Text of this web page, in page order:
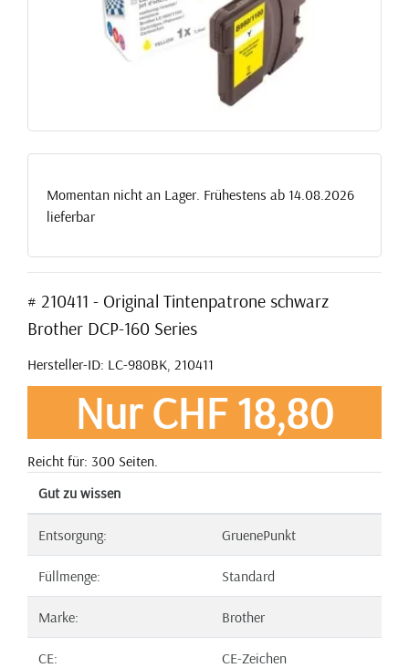
Momentan nicht an Lager. Frühestens ab 14.08.2026
lieferbar
# 210411 - Original Tintenpatrone schwarz
Brother DCP-160 Series
Hersteller-ID: LC-980BK, 210411
Nur CHF 18,80
Reicht für: 300 Seiten.
Gut zu wissen
Entsorgung: GruenePunkt
Füllmenge: Standard
Marke: Brother
CE: CE-Zeichen